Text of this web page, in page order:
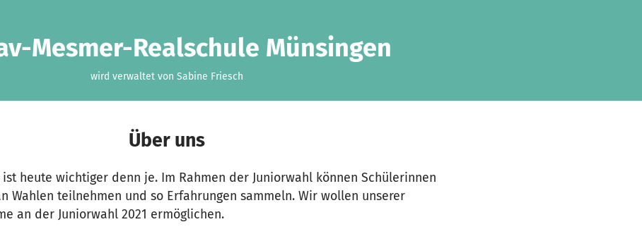
Mesmer-Realschule Münsingen
wird verwaltet von Sabine Friesch
Über uns
heute wichtiger denn je. Im Rahmen der Juniorwahl können Schülerinnen
Wahlen teilnehmen und so Erfahrungen sammeln. Wir wollen unserer
an der Juniorwahl 2021 ermöglichen.